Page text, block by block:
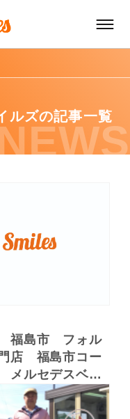
ルズの記事一覧
福島市 フォル
店 福島市コー
ルセデスベン